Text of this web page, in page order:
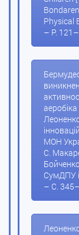
Physical
– P.
МОН
С.
СумДПУ
– С.